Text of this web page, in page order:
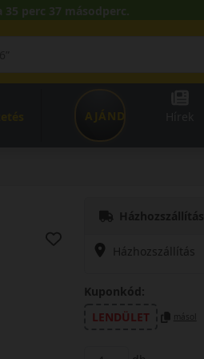
35 perc 36 másodperc.
AJÁNDÉKUTALVÁNY
Házhozszállítás
Házhozszállítás
Kuponkód:
LENDÜLET
másol